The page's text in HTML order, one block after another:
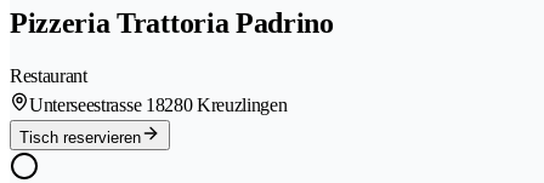
Pizzeria Trattoria Padrino
Restaurant
Unterseestrasse 18280 Kreuzlingen
Tisch reservieren